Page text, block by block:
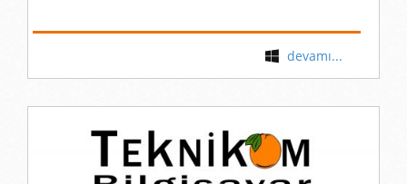
devamı...